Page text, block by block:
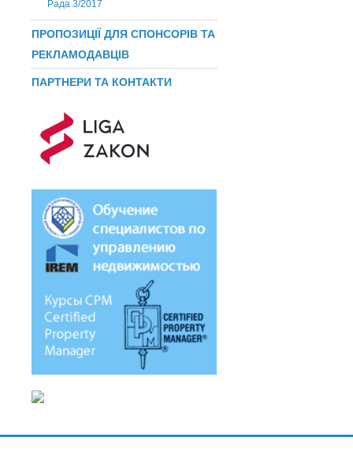
Рада 3/2017
ПРОПОЗИЦІЇ ДЛЯ СПОНСОРІВ ТА
РЕКЛАМОДАВЦІВ
ПАРТНЕРИ ТА КОНТАКТИ